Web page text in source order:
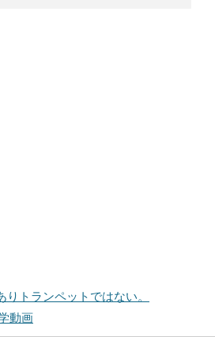
りトランペットではない。
動画